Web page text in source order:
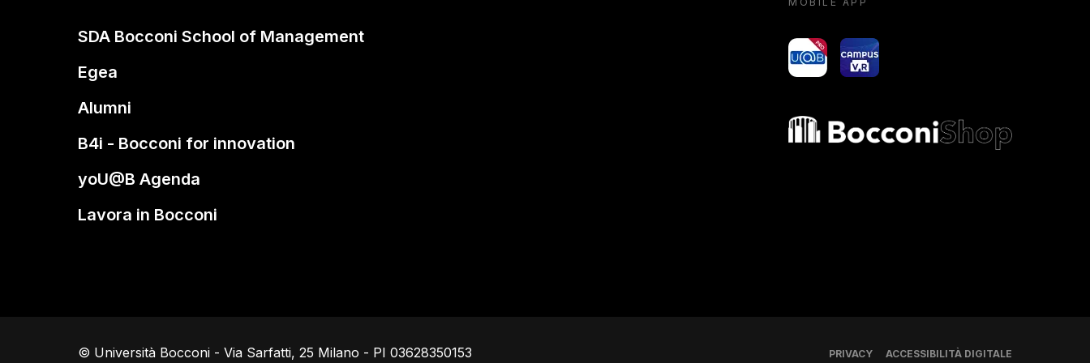
SDA Bocconi School of Management
Egea
Alumni
B4i - Bocconi for innovation
yoU@B Agenda
Lavora in Bocconi
yoU@B Campus VR
Bocconi shop
© Università Bocconi - Via Sarfatti, 25 Milano - PI 03628350153 PRIVACY ACCESSIBILITÀ DIGITALE